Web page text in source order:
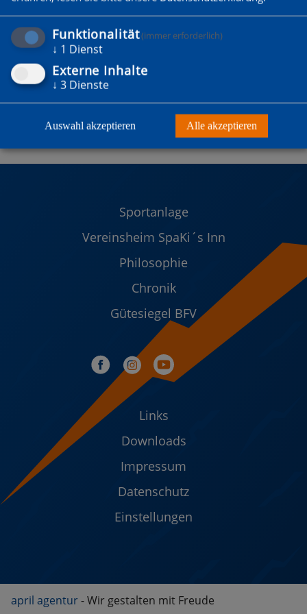
Sportanlage
Vereinsheim SpaKi´s Inn
Philosophie
Chronik
Gütesiegel BFV
Links
Downloads
Impressum
Datenschutz
Einstellungen
april agentur- Wir gestalten mit Freude
Funktionalität(immer erforderlich)
↓ 1 Dienst
Externe Inhalte
↓ 3 Dienste
Auswahl akzeptieren Alle akzeptieren